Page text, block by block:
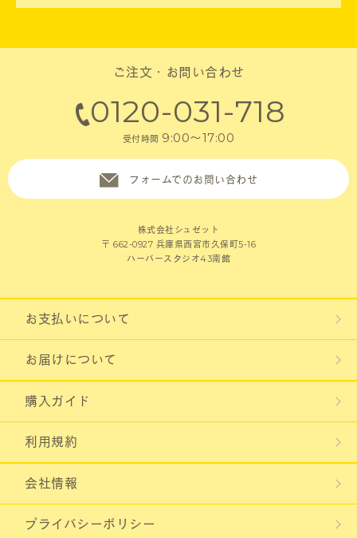
ご注文・お問い合わせ
0120-031-718
受付時間 9:00～17:00
フォームでのお問い合わせ
株式会社シュゼット
〒 662-0927 兵庫県西宮市久保町5-16
ハーバースタジオ43南館
お支払いについて
お届けについて
購入ガイド
利用規約
会社情報
プライバシーポリシー